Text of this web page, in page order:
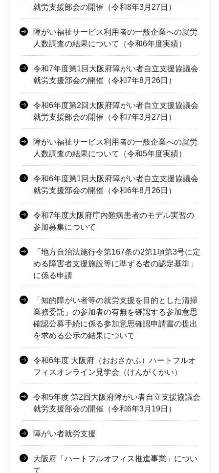
就労支援部会の開催（令和8年3月27日）
障がい福祉サービス利用者の一般企業への就労
人数調査の結果について（令和6年度実績）
令和7年度第1回大阪府障がい者自立支援協議会
就労支援部会の開催（令和7年8月26日）
令和6年度第2回大阪府障がい者自立支援協議会
就労支援部会の開催（令和7年3月27日）
障がい福祉サービス利用者の一般企業への就労
人数調査の結果について（令和5年度実績）
令和6年度第1回大阪府障がい者自立支援協議会
就労支援部会の開催（令和6年8月26日）
令和7年度大阪府庁内難病患者のモデル実習の
参加募集について
「地方自治法施行令第167条の2第1項第3号に定
める障害者支援施設等に準ずる者の認定基準」
に係る申請
「知的障がい者等の就労支援を目的とした清掃
業務委託」の参加者の有無を確認する参加意思
確認公募手続に係る参加意思確認申請書の提出
を求める公示の結果について
令和6年度 大阪府（おおさかふ）ハートフルオ
フィスオンライン見学会（けんがくかい）
令和5年度 第2回大阪府障がい者自立支援協議会
就労支援部会の開催（令和6年3月19日）
障がい者就労支援
大阪府「ハートフルオフィス推進事業」につい
て